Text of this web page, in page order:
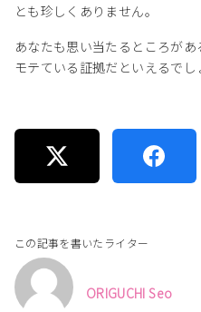
とも珍しくありません。
あなたも思い当たるところが
モテている証拠だといえるでし
この記事を書いたライター
ORIGUCHI Seo